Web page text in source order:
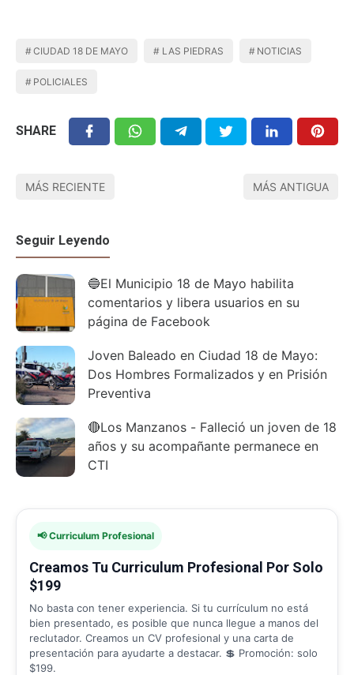
CIUDAD 18 DE MAYO LAS PIEDRAS NOTICIAS
POLICIALES
SHARE
MÁS RECIENTE MÁS ANTIGUA
Seguir Leyendo
🔵El Municipio 18 de Mayo habilita
comentarios y libera usuarios en su
página de Facebook
Joven Baleado en Ciudad 18 de Mayo:
Dos Hombres Formalizados y en Prisión
Preventiva
🔴Los Manzanos - Falleció un joven de 18
años y su acompañante permanece en
CTI
📢 Curriculum Profesional
Creamos Tu Curriculum Profesional Por Solo
$199
No basta con tener experiencia. Si tu currículum no está
bien presentado, es posible que nunca llegue a manos del
reclutador. Creamos un CV profesional y una carta de
presentación para ayudarte a destacar. 💲 Promoción: solo
$199.